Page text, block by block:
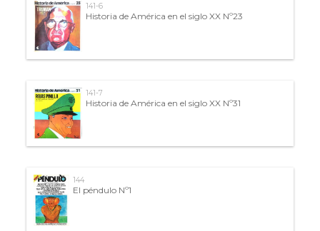
141-6
Historia de América en el siglo XX Nº23
141-7
Historia de América en el siglo XX Nº31
144
El péndulo Nº1